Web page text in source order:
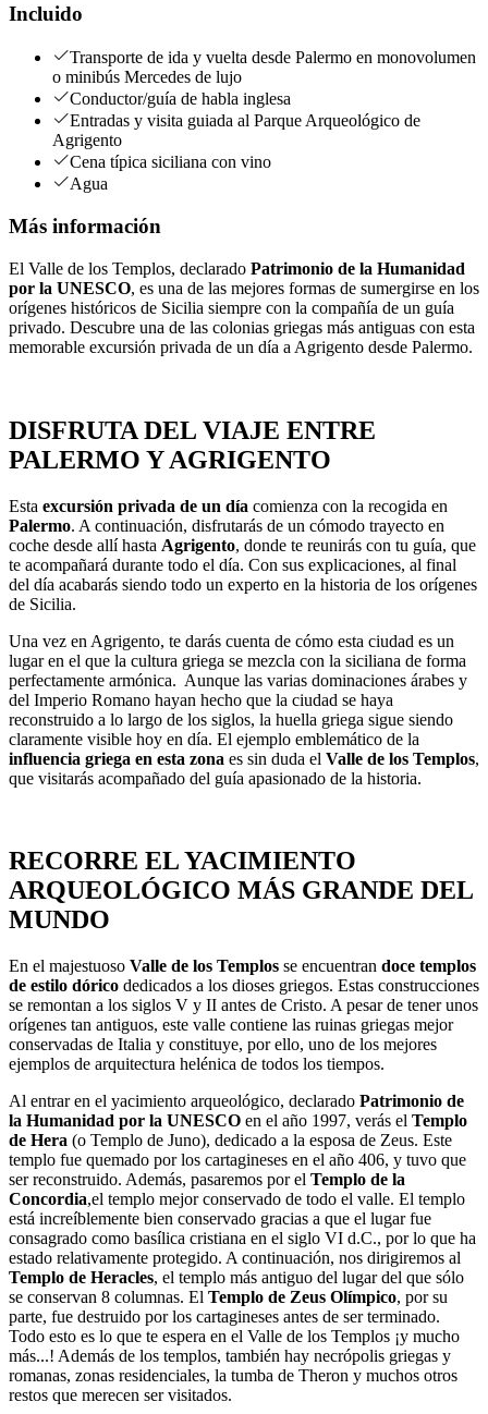
Incluido
Transporte de ida y vuelta desde Palermo en monovolumen
o minibús Mercedes de lujo
Conductor/guía de habla inglesa
Entradas y visita guiada al Parque Arqueológico de
Agrigento
Cena típica siciliana con vino
Agua
Más información
El Valle de los Templos, declarado Patrimonio de la Humanidad
por la UNESCO, es una de las mejores formas de sumergirse en los
orígenes históricos de Sicilia siempre con la compañía de un guía
privado. Descubre una de las colonias griegas más antiguas con esta
memorable excursión privada de un día a Agrigento desde Palermo.
DISFRUTA DEL VIAJE ENTRE
PALERMO Y AGRIGENTO
Esta excursión privada de un día comienza con la recogida en
Palermo. A continuación, disfrutarás de un cómodo trayecto en
coche desde allí hasta Agrigento, donde te reunirás con tu guía, que
te acompañará durante todo el día. Con sus explicaciones, al final
del día acabarás siendo todo un experto en la historia de los orígenes
de Sicilia.
Una vez en Agrigento, te darás cuenta de cómo esta ciudad es un
lugar en el que la cultura griega se mezcla con la siciliana de forma
perfectamente armónica. Aunque las varias dominaciones árabes y
del Imperio Romano hayan hecho que la ciudad se haya
reconstruido a lo largo de los siglos, la huella griega sigue siendo
claramente visible hoy en día. El ejemplo emblemático de la
influencia griega en esta zona es sin duda el Valle de los Templos,
que visitarás acompañado del guía apasionado de la historia.
RECORRE EL YACIMIENTO
ARQUEOLÓGICO MÁS GRANDE DEL
MUNDO
En el majestuoso Valle de los Templos se encuentran doce templos
de estilo dórico dedicados a los dioses griegos. Estas construcciones
se remontan a los siglos V y II antes de Cristo. A pesar de tener unos
orígenes tan antiguos, este valle contiene las ruinas griegas mejor
conservadas de Italia y constituye, por ello, uno de los mejores
ejemplos de arquitectura helénica de todos los tiempos.
Al entrar en el yacimiento arqueológico, declarado Patrimonio de
la Humanidad por la UNESCO en el año 1997, verás el Templo
de Hera (o Templo de Juno), dedicado a la esposa de Zeus. Este
templo fue quemado por los cartagineses en el año 406, y tuvo que
ser reconstruido. Además, pasaremos por el Templo de la
Concordia,el templo mejor conservado de todo el valle. El templo
está increíblemente bien conservado gracias a que el lugar fue
consagrado como basílica cristiana en el siglo VI d.C., por lo que ha
estado relativamente protegido. A continuación, nos dirigiremos al
Templo de Heracles, el templo más antiguo del lugar del que sólo
se conservan 8 columnas. El Templo de Zeus Olímpico, por su
parte, fue destruido por los cartagineses antes de ser terminado.
Todo esto es lo que te espera en el Valle de los Templos ¡y mucho
más...! Además de los templos, también hay necrópolis griegas y
romanas, zonas residenciales, la tumba de Theron y muchos otros
restos que merecen ser visitados.